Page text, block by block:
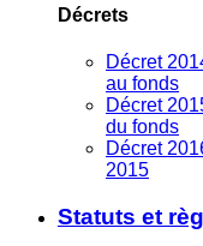
Décrets
Décret
au fonds
Décret
du fonds
Décret
2015
Statuts et